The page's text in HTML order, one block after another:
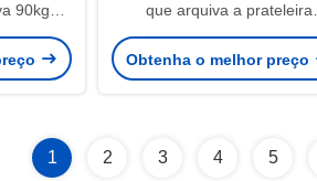
90kgs
rodas
que arquiva a prateleira
destacável de 1200mm
Obtenha o melhor preço
1 2 3 4 5